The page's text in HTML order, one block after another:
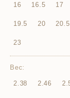
16 16.5 17
19.5 20 20.5
23
Вес:
2.38 2.46